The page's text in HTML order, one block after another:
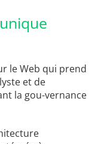
le Web qui prend
et de
la gou-vernance